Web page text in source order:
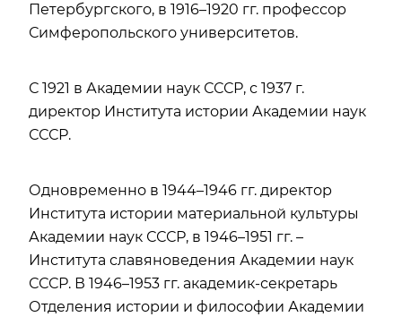
Петербургского, в 1916–1920 гг. профессор
Симферопольского университетов.
С 1921 в Академии наук СССР, с 1937 г.
директор Института истории Академии наук
СССР.
Одновременно в 1944–1946 гг. директор
Института истории материальной культуры
Академии наук СССР, в 1946–1951 гг. –
Института славяноведения Академии наук
СССР. В 1946–1953 гг. академик-секретарь
Отделения истории и философии Академии